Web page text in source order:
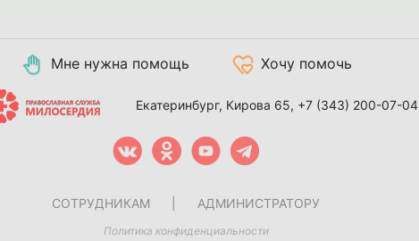
Мне нужна помощь Хочу помочь
Екатеринбург, Кирова 65, +7 (343) 200-07-04
СОТРУДНИКАМ АДМИНИСТРАТОРУ
Политика конфиденциальности